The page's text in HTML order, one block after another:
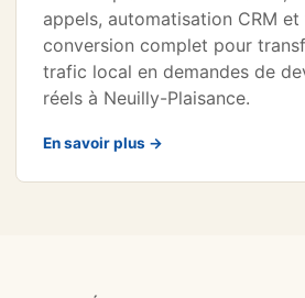
appels, automatisation CRM
conversion complet pour
trafic local en demandes de
réels à Neuilly-Plaisance.
En savoir plus →